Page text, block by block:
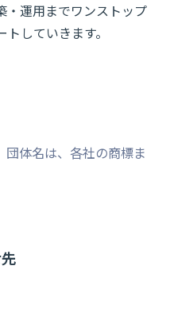
・運用までワンストップ
していきます。
体名は、各社の商標ま